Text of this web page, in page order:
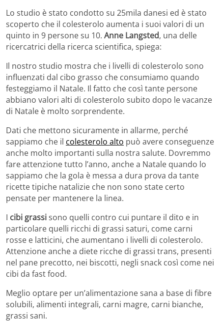
Lo studio è stato condotto su 25mila danesi ed è stato
scoperto che il colesterolo aumenta i suoi valori di un
quinto in 9 persone su 10. Anne Langsted, una delle
ricercatrici della ricerca scientifica, spiega:
Il nostro studio mostra che i livelli di colesterolo sono
influenzati dal cibo grasso che consumiamo quando
festeggiamo il Natale. Il fatto che così tante persone
abbiano valori alti di colesterolo subito dopo le vacanze
di Natale è molto sorprendente.
Dati che mettono sicuramente in allarme, perché
sappiamo che il colesterolo alto può avere conseguenze
anche molto importanti sulla nostra salute. Dovremmo
fare attenzione tutto l’anno, anche a Natale quando lo
sappiamo che la gola è messa a dura prova da tante
ricette tipiche natalizie che non sono state certo
pensate per mantenere la linea.
I cibi grassisono quelli contro cui puntare il dito e in
particolare quelli ricchi di grassi saturi, come carni
rosse e latticini, che aumentano i livelli di colesterolo.
Attenzione anche a diete ricche di grassi trans, presenti
nel pane precotto, nei biscotti, negli snack così come nei
cibi da fast food.
Meglio optare per un’alimentazione sana a base di fibre
solubili, alimenti integrali, carni magre, carni bianche,
grassi sani.